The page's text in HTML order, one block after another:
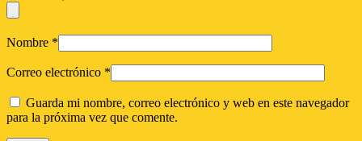
Nombre *
Correo electrónico *
Guarda mi nombre, correo electrónico y web en este navegador
para la próxima vez que comente.